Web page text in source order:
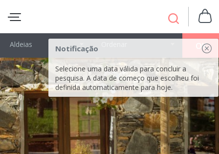
Notificação
Selecione uma data válida para concluir a
pesquisa. A data de começo que escolheu foi
definida automaticamente para hoje.
OK
Aldeias